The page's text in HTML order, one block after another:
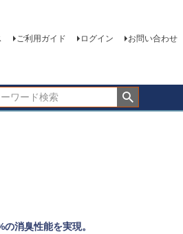
ご利用ガイド ログイン お問い合わせ
消臭性能を実現。